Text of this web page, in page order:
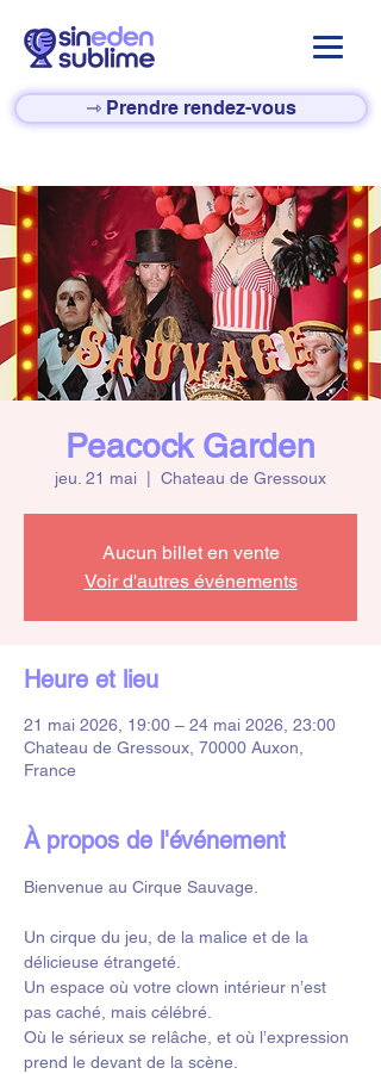
⇾ Prendre rendez-vous
Peacock Garden
jeu. 21 mai Chateau de Gressoux
Aucun billet en vente
Voir d'autres événements
Heure et lieu
21 mai 2026, 19:00 – 24 mai 2026, 23:00
Chateau de Gressoux, 70000 Auxon,
France
À propos de l'événement
Bienvenue au Cirque Sauvage.
Un cirque du jeu, de la malice et de la
délicieuse étrangeté.
Un espace où votre clown intérieur n’est
pas caché, mais célébré.
Où le sérieux se relâche, et où l’expression
prend le devant de la scène.